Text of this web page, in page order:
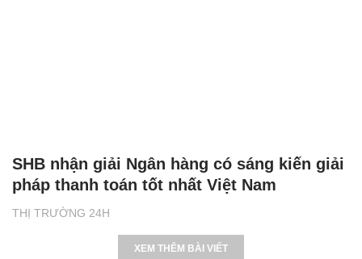
THỊ TRƯỜNG 24H
SHB nhận giải Ngân hàng có sáng kiến giải
pháp thanh toán tốt nhất Việt Nam
XEM THÊM BÀI VIẾT